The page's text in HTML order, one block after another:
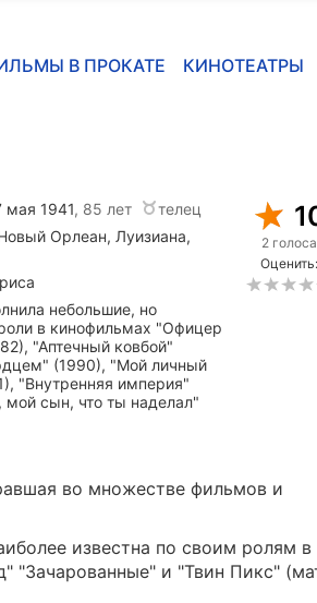
В ПРОКАТЕ КИНОТЕАТРЫ
мая 1941, 85 лет
телец
Орлеан, Луизиана,
небольшие, но
в кинофильмах "Офицер
"Аптечный ковбой"
(1990), "Мой личный
"Внутренняя империя"
сын, что ты наделал"
2 голоса
Оценить:
во множестве фильмов и
известна по своим ролям в
"Зачарованные" и "Твин Пикс"
1972, 54